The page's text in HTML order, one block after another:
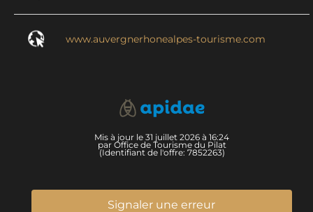
www.auvergnerhonealpes-tourisme.com
Mis à jour le 31 juillet 2026 à 16:24
par Office de Tourisme du Pilat
(Identifiant de l'offre: 7852263)
Signaler une erreur